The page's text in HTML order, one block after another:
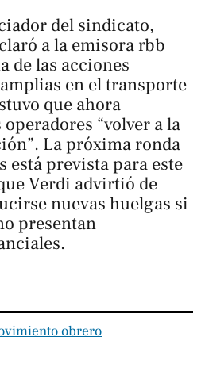
del sindicato,
a la emisorarbb
de las acciones
en el transporte
que ahora
“volver a la
La próxima ronda
está prevista para este
Verdi advirtió de
nuevas huelgas si
presentan
obrero